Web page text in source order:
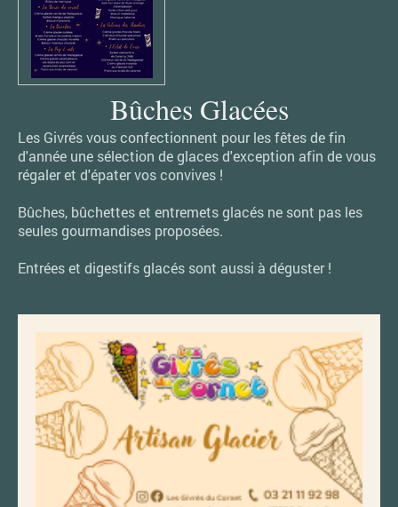
Bûches Glacées
Les Givrés vous confectionnent pour les fêtes de fin
d'année une sélection de glaces d'exception afin de vous
régaler et d'épater vos convives !
Bûches, bûchettes et entremets glacés ne sont pas les
seules gourmandises proposées.
Entrées et digestifs glacés sont aussi à déguster !